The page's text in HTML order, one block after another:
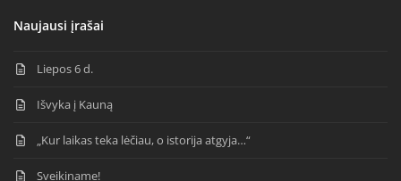
Naujausi įrašai
Liepos 6 d.
Išvyka į Kauną
„Kur laikas teka lėčiau, o istorija atgyja…“
Sveikiname!